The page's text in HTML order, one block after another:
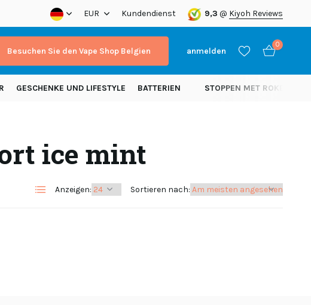
EUR Kundendienst 9,3 @ Kiyoh Reviews
Besuchen Sie den Vape Shop Belgien anmelden
anlegen
0
GESCHENKE UND LIFESTYLE BATTERIEN STOPPEN MET ROKEN
ice mint
Anzeigen: Sortieren nach: